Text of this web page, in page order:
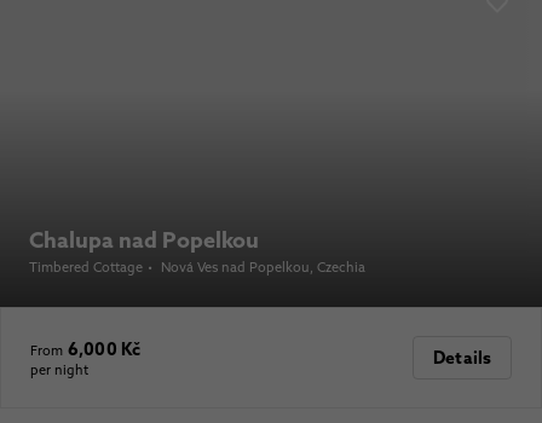
Chalupa nad Popelkou
Timbered Cottage • Nová Ves nad Popelkou, Czechia
From 6,000 Kč
per night
Details